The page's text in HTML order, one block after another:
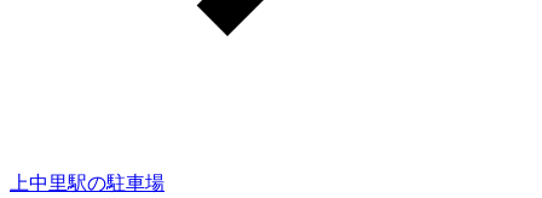
上中里駅の駐車場